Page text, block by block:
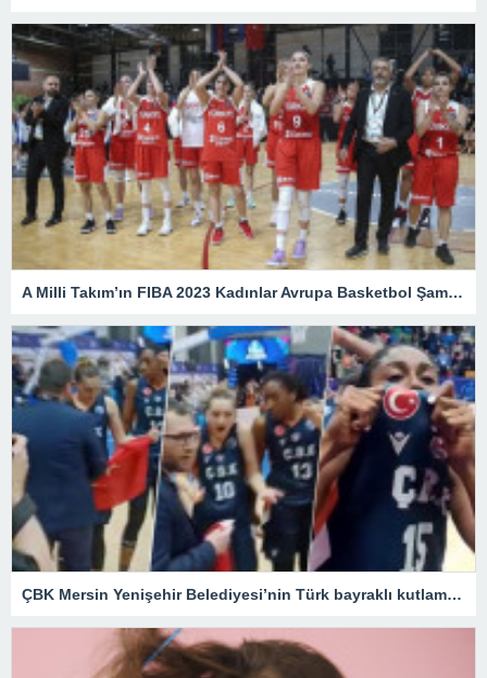
A Milli Takım’ın FIBA 2023 Kadınlar Avrupa Basketbol Şampiyonası’nda programı belli oldu – Son Dakika Spor Haberleri
ÇBK Mersin Yenişehir Belediyesi’nin Türk bayraklı kutlamasına engel – Son Dakika Spor Haberleri